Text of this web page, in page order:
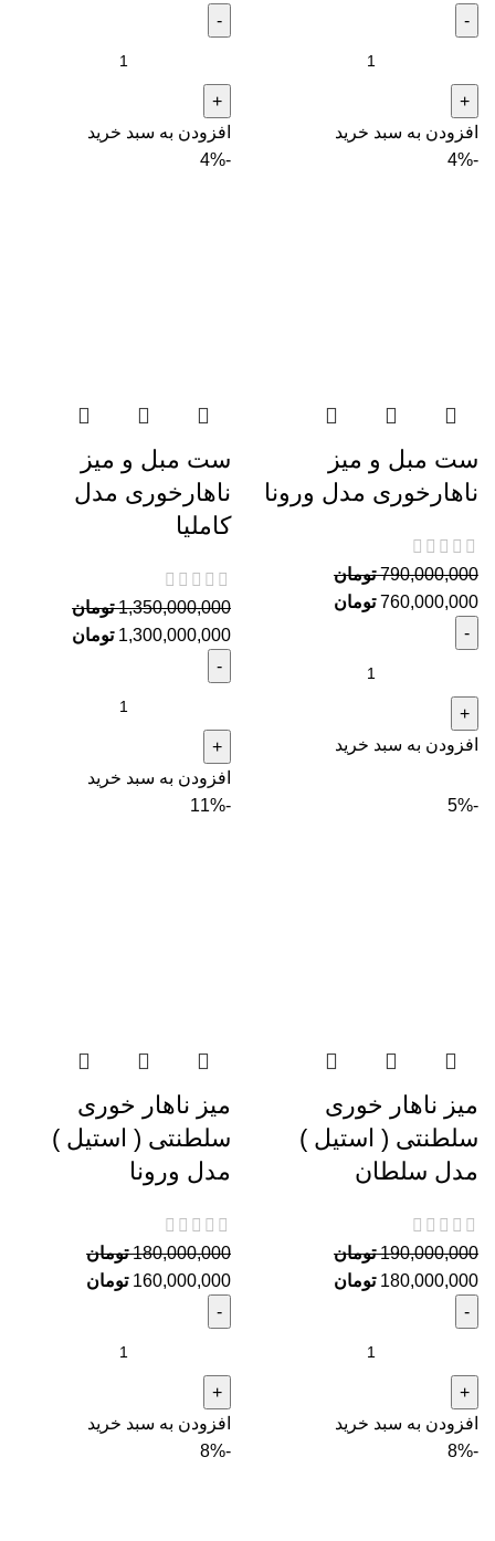
افزودن به سبد خرید
افزودن به سبد خرید
-4%
ست مبل و میز
ناهارخوری مدل ورونا
790,000,000 تومان
760,000,000 تومان
افزودن به سبد خرید
-4%
ست مبل و میز
ناهارخوری مدل
کاملیا
1,350,000,000 تومان
1,300,000,000 تومان
افزودن به سبد خرید
-5%
میز ناهار خوری
سلطنتی ( استیل )
مدل سلطان
190,000,000 تومان
180,000,000 تومان
افزودن به سبد خرید
-11%
میز ناهار خوری
سلطنتی ( استیل )
مدل ورونا
180,000,000 تومان
160,000,000 تومان
افزودن به سبد خرید
-8%
-8%